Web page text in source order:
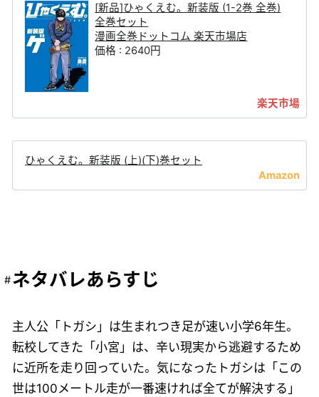
[新品]ひゃくえむ。新装版 (1-2巻 全巻)
全巻セット
漫画全巻ドットコム 楽天市場店
価格 : 2640円
ひゃくえむ。新装版 (上)(下)巻セット
ネタバレあらすじ
主人公「トガシ」は生まれつき足が速い小学6年生。
転校してきた「小宮」は、辛い現実から逃避するため
に近所を走り回っていた。気になったトガシは「この
世は100メートル走が一番速ければ全てが解決する」